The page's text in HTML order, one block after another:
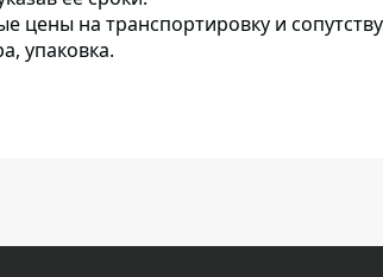
цены на транспортировку и
упаковка.